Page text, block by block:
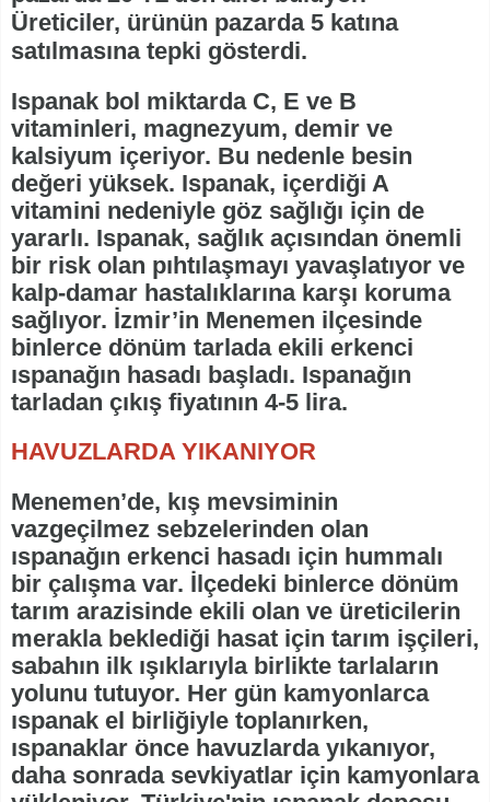
Üreticiler, ürünün pazarda 5 katına
satılmasına tepki gösterdi.
Ispanak bol miktarda C, E ve B
vitaminleri, magnezyum, demir ve
kalsiyum içeriyor. Bu nedenle besin
değeri yüksek. Ispanak, içerdiği A
vitamini nedeniyle göz sağlığı için de
yararlı. Ispanak, sağlık açısından önemli
bir risk olan pıhtılaşmayı yavaşlatıyor ve
kalp-damar hastalıklarına karşı koruma
sağlıyor. İzmir’in Menemen ilçesinde
binlerce dönüm tarlada ekili erkenci
ıspanağın hasadı başladı. Ispanağın
tarladan çıkış fiyatının 4-5 lira.
HAVUZLARDA YIKANIYOR
Menemen’de, kış mevsiminin
vazgeçilmez sebzelerinden olan
ıspanağın erkenci hasadı için hummalı
bir çalışma var. İlçedeki binlerce dönüm
tarım arazisinde ekili olan ve üreticilerin
merakla beklediği hasat için tarım işçileri,
sabahın ilk ışıklarıyla birlikte tarlaların
yolunu tutuyor. Her gün kamyonlarca
ıspanak el birliğiyle toplanırken,
ıspanaklar önce havuzlarda yıkanıyor,
daha sonrada sevkiyatlar için kamyonlara